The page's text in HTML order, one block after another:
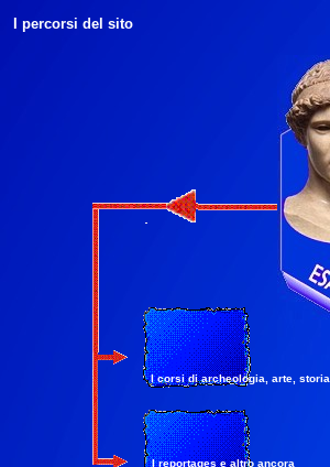
I percorsi del sito
I corsi di archeologia, arte, storia,
I reportages e altro ancora